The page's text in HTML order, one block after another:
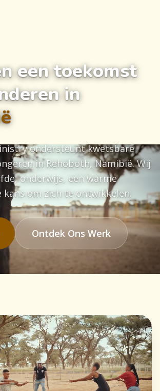
een toekomst
in
ondersteunt kwetsbare
in Rehoboth, Namibië. Wij
onderwijs, een warme
kans om zich te ontwikkelen.
Ontdek Ons Werk